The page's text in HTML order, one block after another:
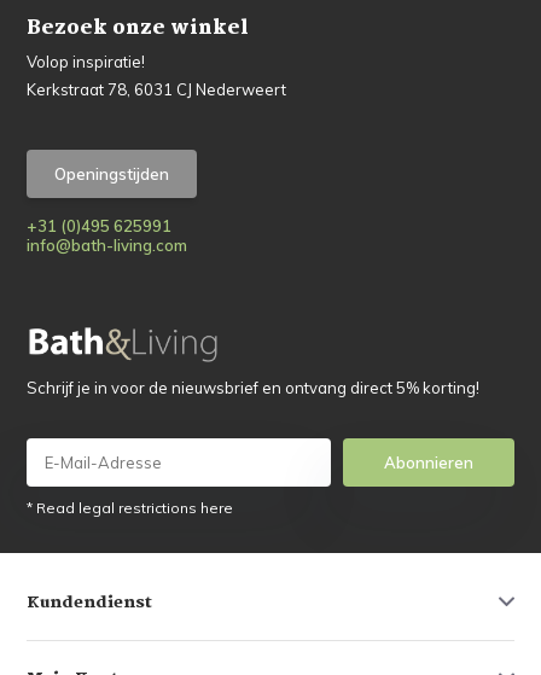
Bezoek onze winkel
Volop inspiratie!
Kerkstraat 78, 6031 CJ Nederweert
Openingstijden
+31 (0)495 625991
info@bath-living.com
Schrijf je in voor de nieuwsbrief en ontvang direct 5% korting!
Abonnieren
* Read legal restrictions here
Kundendienst